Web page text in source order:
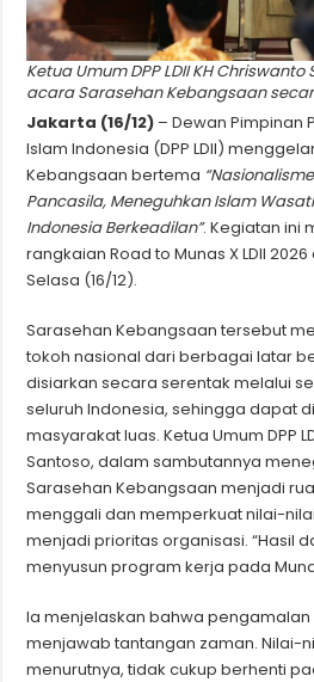
Ketua Umum DPP LDII KH
acara Sarasehan Kebangsaan
Jakarta (16/12) – Dewan Pimpinan
Islam Indonesia (DPP LDII)
Kebangsaan bertema
Pancasila, Meneguhkan Islam
Indonesia Berkeadilan”. Kegiatan ini
rangkaian Road to Munas X LDII
Selasa (16/12).
Sarasehan Kebangsaan tersebut
tokoh nasional dari berbagai latar
disiarkan secara serentak melalui
seluruh Indonesia, sehingga dapat
masyarakat luas. Ketua Umum DPP
Santoso, dalam sambutannya
Sarasehan Kebangsaan menjadi
menggali dan memperkuat nilai-
menjadi prioritas organisasi. “Hasil
menyusun program kerja pada
Ia menjelaskan bahwa
menjawab tantangan zaman. Nilai-
menurutnya, tidak cukup berhenti